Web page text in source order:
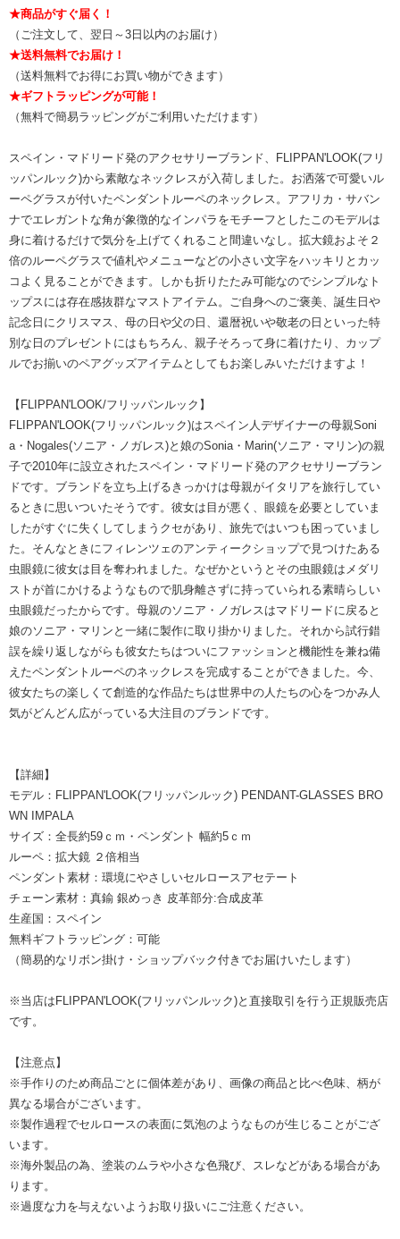
★商品がすぐ届く！
（ご注文して、翌日～3日以内のお届け）
★送料無料でお届け！
（送料無料でお得にお買い物ができます）
★ギフトラッピングが可能！
（無料で簡易ラッピングがご利用いただけます）
スペイン・マドリード発のアクセサリーブランド、FLIPPAN'LOOK(フリ
ッパンルック)から素敵なネックレスが入荷しました。お洒落で可愛いル
ーペグラスが付いたペンダントルーペのネックレス。アフリカ・サバン
ナでエレガントな角が象徴的なインパラをモチーフとしたこのモデルは
身に着けるだけで気分を上げてくれること間違いなし。拡大鏡およそ２
倍のルーペグラスで値札やメニューなどの小さい文字をハッキリとカッ
コよく見ることができます。しかも折りたたみ可能なのでシンプルなト
ップスには存在感抜群なマストアイテム。ご自身へのご褒美、誕生日や
記念日にクリスマス、母の日や父の日、還暦祝いや敬老の日といった特
別な日のプレゼントにはもちろん、親子そろって身に着けたり、カップ
ルでお揃いのペアグッズアイテムとしてもお楽しみいただけますよ！
【FLIPPAN'LOOK/フリッパンルック】
FLIPPAN'LOOK(フリッパンルック)はスペイン人デザイナーの母親Soni
a・Nogales(ソニア・ノガレス)と娘のSonia・Marin(ソニア・マリン)の親
子で2010年に設立されたスペイン・マドリード発のアクセサリーブラン
ドです。ブランドを立ち上げるきっかけは母親がイタリアを旅行してい
るときに思いついたそうです。彼女は目が悪く、眼鏡を必要としていま
したがすぐに失くしてしまうクセがあり、旅先ではいつも困っていまし
た。そんなときにフィレンツェのアンティークショップで見つけたある
虫眼鏡に彼女は目を奪われました。なぜかというとその虫眼鏡はメダリ
ストが首にかけるようなもので肌身離さずに持っていられる素晴らしい
虫眼鏡だったからです。母親のソニア・ノガレスはマドリードに戻ると
娘のソニア・マリンと一緒に製作に取り掛かりました。それから試行錯
誤を繰り返しながらも彼女たちはついにファッションと機能性を兼ね備
えたペンダントルーペのネックレスを完成することができました。今、
彼女たちの楽しくて創造的な作品たちは世界中の人たちの心をつかみ人
気がどんどん広がっている大注目のブランドです。
【詳細】
モデル：FLIPPAN'LOOK(フリッパンルック) PENDANT-GLASSES BRO
WN IMPALA
サイズ：全長約59ｃｍ・ペンダント 幅約5ｃｍ
ルーペ：拡大鏡 ２倍相当
ペンダント素材：環境にやさしいセルロースアセテート
チェーン素材：真鍮 銀めっき 皮革部分:合成皮革
生産国：スペイン
無料ギフトラッピング：可能
（簡易的なリボン掛け・ショップバック付きでお届けいたします）
※当店はFLIPPAN'LOOK(フリッパンルック)と直接取引を行う正規販売店
です。
【注意点】
※手作りのため商品ごとに個体差があり、画像の商品と比べ色味、柄が
異なる場合がございます。
※製作過程でセルロースの表面に気泡のようなものが生じることがござ
います。
※海外製品の為、塗装のムラや小さな色飛び、スレなどがある場合があ
ります。
※過度な力を与えないようお取り扱いにご注意ください。